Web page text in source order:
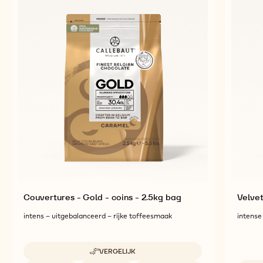
Couvertures - Gold - coins - 2.5kg bag
intens – uitgebalanceerd – rijke toffeesmaak
VERGELIJK
-
Velvet